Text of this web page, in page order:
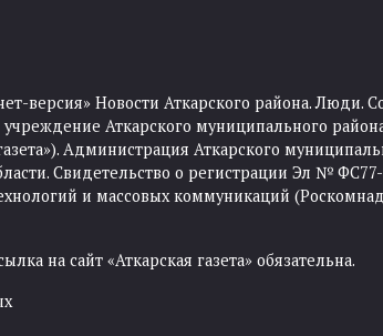
версия» Новости Аткарского района. Люди.
Аткарского муниципального
Администрация Аткарского
Свидетельство о регистрации Эл №
и массовых коммуникаций
на сайт «Аткарская газета» обязательна.